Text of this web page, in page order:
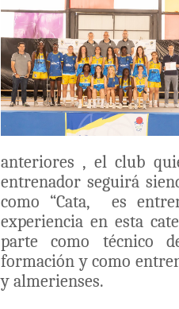
anteriores , el club
entrenador seguirá
como “Cata, es
experiencia en esta
parte como técnico
formación y como
y almerienses.